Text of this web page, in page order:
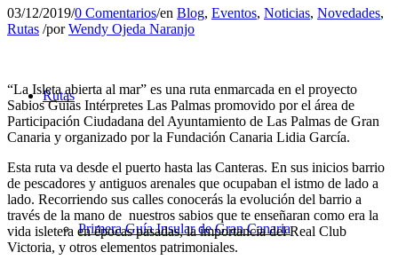
Rutas
Primera Guía Insular de Gran Canaria
03/12/2019/0 Comentarios/en Blog, Eventos, Noticias, Novedades,
Rutas /porWendy Ojeda Naranjo
“La Isleta abierta al mar” es una ruta enmarcada en el proyecto
Sabios Guías Intérpretes Las Palmas promovido por el área de
Participación Ciudadana del Ayuntamiento de Las Palmas de Gran
Canaria y organizado por la Fundación Canaria Lidia García.
Esta ruta va desde el puerto hasta las Canteras. En sus inicios barrio
de pescadores y antiguos arenales que ocupaban el istmo de lado a
lado. Recorriendo sus calles conocerás la evolución del barrio a
través de la mano de nuestros sabios que te enseñaran como era la
vida isletera en épocas pasadas, la importancia del Real Club
Victoria, y otros elementos patrimoniales.